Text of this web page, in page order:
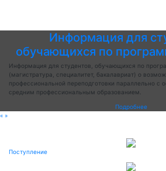
Информация для
обучающихся по
Информация для студентов, обучающихся по
(магистратура, специалитет, бакалавриат) о
профессиональной переподготовки параллельно
средним профессиональным образованием.
Подробнее
« »
Поступление